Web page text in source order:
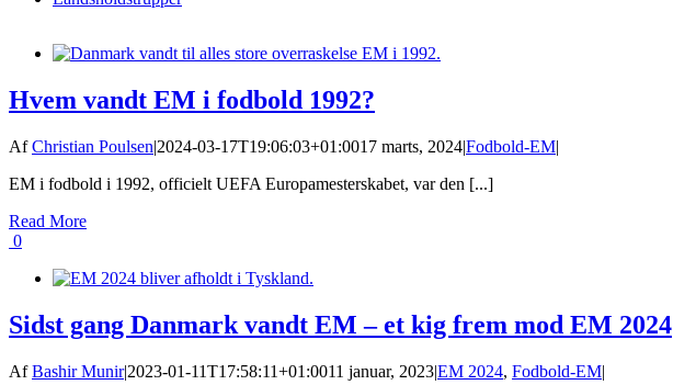
Hvem vandt EM i fodbold 1992?
AfChristian Poulsen|2024-03-17T19:06:03+01:0017 marts, 2024|Fodbold-EM|
EM i fodbold i 1992, officielt UEFA Europamesterskabet, var den [...]
Read More
0
Sidst gang Danmark vandt EM – et kig frem mod EM 2024
AfBashir Munir|2023-01-11T17:58:11+01:0011 januar, 2023|EM 2024, Fodbold-EM|